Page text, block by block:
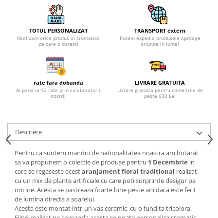
TOTUL PERSONALIZAT
Realizam orice produs in cromatica
pe care o doresti
TRANSPORT extern
Putem expedia produsele aproape
oriunde in lume!
rate fara dobanda
Ai pana la 12 rate prin colaboratorii
nostrii
LIVRARE GRATUITA
Livrare gratuita pentru comenzile de
peste 600 Lei
Descriere
Pentru ca suntem mandrii de nationalitatea noastra am hotarat
sa va propunem o colectie de produse pentru 1 Decembrie in
care se regaseste acestaranjament floral traditional realizat
cu un mix de plante artificiale cu care poti surprinde desigur pe
oricine. Acesta se pastreaza foarte bine peste ani daca este ferit
de lumina directa a soarelui.
Acesta este montat intr-un vas ceramic cu o fundita tricolora.